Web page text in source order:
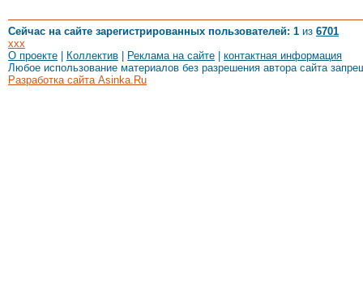
Сейчас на сайте зарегистрированных пользователей: 1 из 6701
xxx
О проекте
Коллектив Реклама на сайте
контактная информация
Любое использование материалов без разрешения автора сайта
Разработка сайта Asinka.Ru